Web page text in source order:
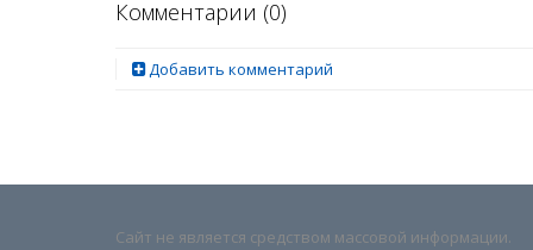
Комментарии (0)
Добавить комментарий
Сайт не является средством массовой информации.